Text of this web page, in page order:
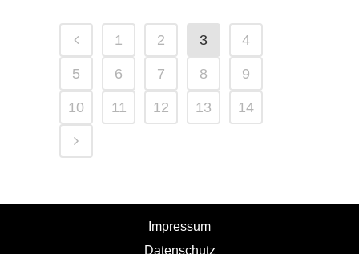
1 2 3 4
5 6 7 8 9
10 11 12 13 14
Impressum
Datenschutz